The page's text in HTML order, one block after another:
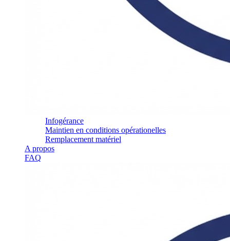
Infogérance
Maintien en conditions opérationelles
Remplacement matériel
A propos
FAQ